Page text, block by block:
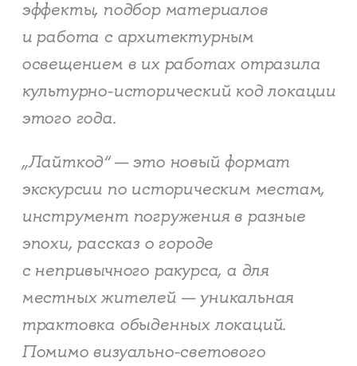
эффекты, подбор материалов
и работа с архитектурным
освещением в их работах отразила
культурно-исторический код локации
этого года.
„Лайткод“ — это новый формат
экскурсии по историческим местам,
инструмент погружения в разные
эпохи, рассказ о городе
с непривычного ракурса, а для
местных жителей — уникальная
трактовка обыденных локаций.
Помимо визуально-светового